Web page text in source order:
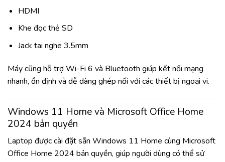
HDMI
Khe đọc thẻ SD
Jack tai nghe 3.5mm
Máy cũng hỗ trợ Wi-Fi 6 và Bluetooth giúp kết nối mạng
nhanh, ổn định và dễ dàng ghép nối với các thiết bị ngoại vi.
Windows 11 Home và Microsoft Office Home
2024 bản quyền
Laptop được cài đặt sẵn Windows 11 Home cùng Microsoft
Office Home 2024 bản quyền, giúp người dùng có thể sử